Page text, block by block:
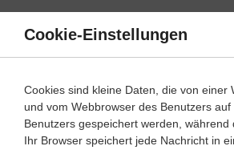
Direkt
Inhalt
Geschichte 5. Klasse ‐ Abitur
Alexander der Große
Cookie-Einstellungen
Cookies sind kleine Daten, die von einer
und vom Webbrowser des Benutzers
Benutzers gespeichert werden, während
Ihr Browser speichert jede Nachricht in